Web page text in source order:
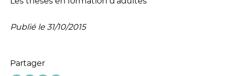
Publié le 31/10/2015
Partager